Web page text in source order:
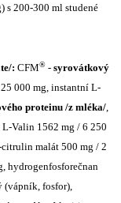
s 200-300 ml studené
: CFM® - syrovátkový
000 mg, instantní L-
proteinu /z mléka/
Valin 1562 mg / 6 250
malát 500 mg / 2
hydrogenfosforečnan
(vápník, fosfor),